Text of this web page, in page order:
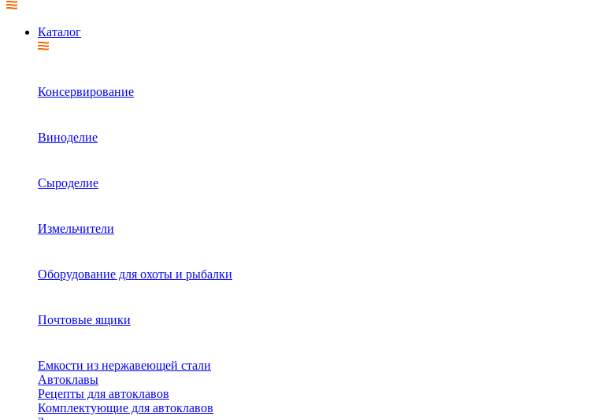
Каталог
Консервирование
Виноделие
Сыроделие
Измельчители
Оборудование для охоты и рыбалки
Почтовые ящики
Емкости из нержавеющей стали
Автоклавы
Рецепты для автоклавов
Комплектующие для автоклавов